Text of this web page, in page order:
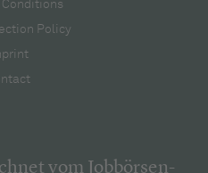
Conditions
Policy
vom Jobbörsen-